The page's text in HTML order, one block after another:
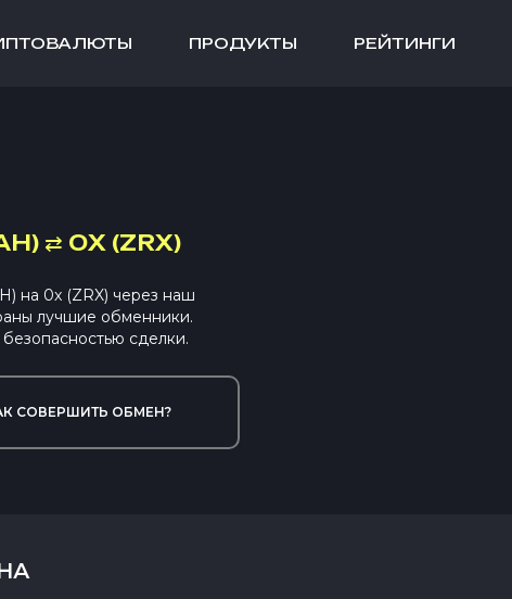
ПРОДУКТЫ РЕЙТИНГИ
⇄ 0X (ZRX)
на 0x (ZRX) через наш
лучшие обменники.
сделки.
СОВЕРШИТЬ ОБМЕН?